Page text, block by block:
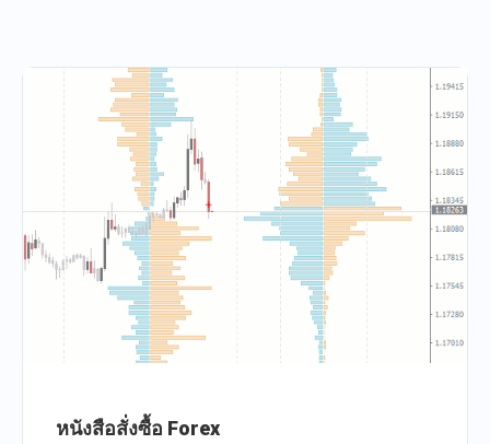
หนังสือสั่งซื้อ Forex